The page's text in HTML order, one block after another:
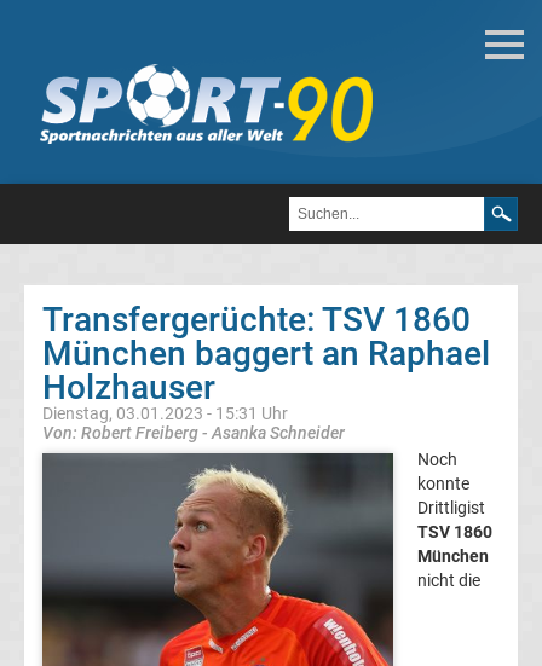
Deutsche
Transfergerüchte
FC
Heidenheim
1846
FC
Kaiserslautern
Transfergerüchte: TSV 1860
München baggert an Raphael
Holzhauser
Dienstag, 03.01.2023 - 15:31 Uhr
Von: Robert Freiberg - Asanka Schneider
Noch
konnte
Drittligist
TSV 1860
München
nicht die